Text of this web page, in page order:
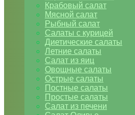
Крабовый салат
Мясной салат
Рыбный салат
Салаты с курицей
Диетические салаты
Летние салаты
Салат из яиц
Овощные салаты
Острые салаты
Постные салаты
Простые салаты
Салат из печени